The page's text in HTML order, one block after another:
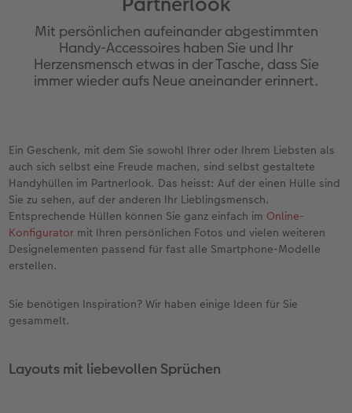
Personalisierter Schuber
Erinnerungstasche
CEWE FOTOBUCH Kids
Erste Schritte
Bestellwege
Webinare
Kundengeschichten
Nature Prints
Premium Poster
Fotosets
Sofortfotos
Biometrisches Passfoto
Zubehör
Photo Streetmap Poster
Fotocollage
hexxas
Alu Dibond
Foto auf Holz
Gallery Print
Mehrteiler
Weitere Anlässe
Klappkarten
Fotokarten
Einzelkarten im Direktversand
CEWE myPhotos
Spiele
Schule & Büro
Haustiere
Art Prints
Foto-Geschenkbox
Geschenkidee
CEWE myPhotos
Silikonhüllen
Kunststoffhüllen
Lederhüllen
Handykette
Mit Design
CEWE myPhotos
Wandkalender mit Design
Wandkalender A4
Wandkalender A4 Panorama
Tischkalender Quadratisch
CEWE myPhotos
Zubehör
Zum Geburtstag
Muttertagsgeschenke
Geschenke zum Abschied
für Brautpaare
für den JGA
Hochzeit
Jahrbuch
Fotowettbewerbe
CEWE Magazin
Mit persönlichen aufeinander abgestimmten
Handy-Accessoires haben Sie und Ihr
Herzensmensch etwas in der Tasche, dass Sie
immer wieder aufs Neue aneinander erinnert.
Ein Geschenk, mit dem Sie sowohl Ihrer oder Ihrem Liebsten als
auch sich selbst eine Freude machen, sind selbst gestaltete
Handyhüllen im Partnerlook. Das heisst: Auf der einen Hülle sind
Sie zu sehen, auf der anderen Ihr Lieblingsmensch.
Entsprechende Hüllen können Sie ganz einfach im Online-
Konfigurator mit Ihren persönlichen Fotos und vielen weiteren
Designelementen passend für fast alle Smartphone-Modelle
erstellen.
Sie benötigen Inspiration? Wir haben einige Ideen für Sie
gesammelt.
Layouts mit liebevollen Sprüchen